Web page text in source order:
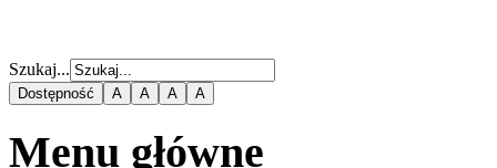
Szukaj...
Dostępność A A A A
Menu główne